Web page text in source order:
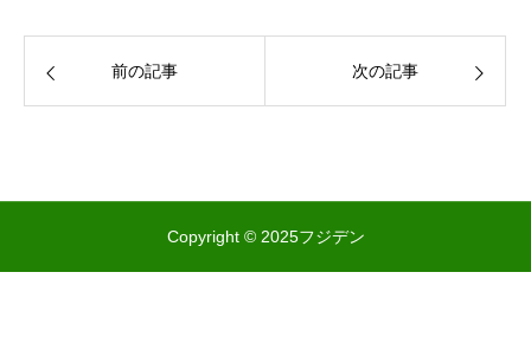
前の記事 次の記事
Copyright © 2025フジデン